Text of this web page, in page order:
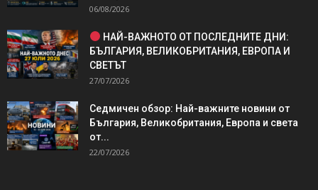
06/08/2026
НАЙ-ВАЖНОТО ОТ ПОСЛЕДНИТЕ ДНИ:
БЪЛГАРИЯ, ВЕЛИКОБРИТАНИЯ, ЕВРОПА И
СВЕТЪТ
27/07/2026
Седмичен обзор: Най-важните новини от
България, Великобритания, Европа и света
от...
22/07/2026